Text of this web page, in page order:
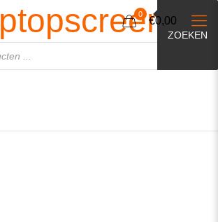
ZOEKEN
0
€0,00